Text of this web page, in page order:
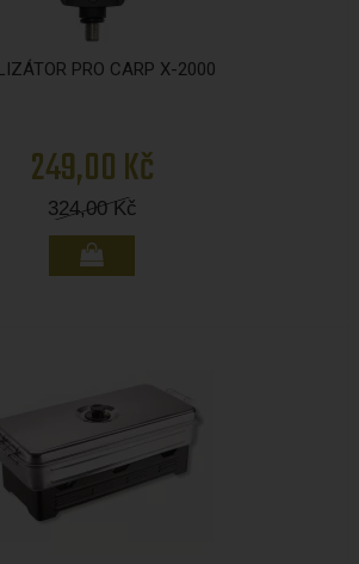
PRO CARP X-2000
249,00 Kč
324,00Kč